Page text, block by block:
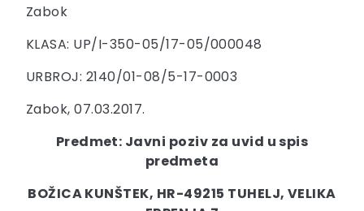
Zabok
KLASA: UP/I-350-05/17-05/000048
URBROJ: 2140/01-08/5-17-0003
Zabok, 07.03.2017.
Predmet: Javni poziv za uvid u spis
predmeta
BOŽICA KUNŠTEK, HR-49215 TUHELJ, VELIKA